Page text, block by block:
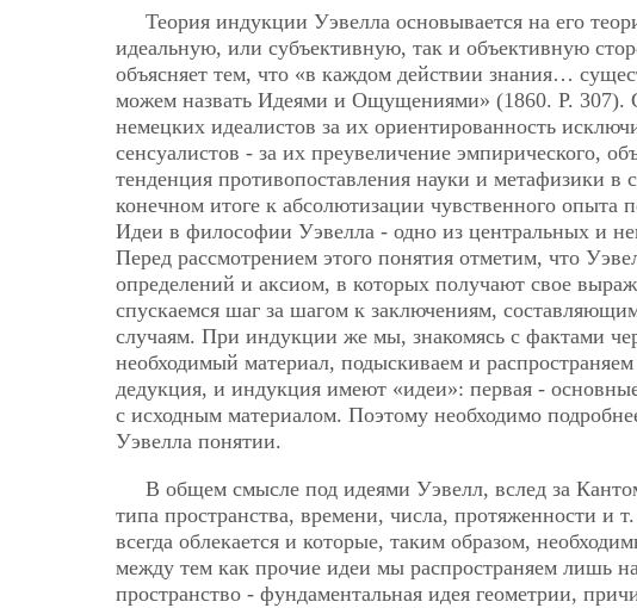
Теория индукции Уэвелла основывается на его
идеальную, или субъективную, так и объективную
объясняет тем, что «в каждом действии знания…
можем назвать Идеями и Ощущениями» (1860. Р. 307).
немецких идеалистов за их ориентированность
сенсуалистов - за их преувеличение эмпирического,
тенденция противопоставления науки и метафизики в
конечном итоге к абсолютизации чувственного
Идеи в философии Уэвелла - одно из центральных и
Перед рассмотрением этого понятия отметим, что
определений и аксиом, в которых получают свое
спускаемся шаг за шагом к заключениям,
случаям. При индукции же мы, знакомясь с фактами
необходимый материал, подыскиваем и
дедукция, и индукция имеют «идеи»: первая -
с исходным материалом. Поэтому необходимо
Уэвелла понятии.
В общем смысле под идеями Уэвелл, вслед за
типа пространства, времени, числа, протяженности и
всегда облекается и которые, таким образом,
между тем как прочие идеи мы распространяем лишь
пространство - фундаментальная идея геометрии,